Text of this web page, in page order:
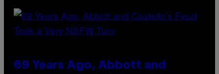
69 Years Ago, Abbott and